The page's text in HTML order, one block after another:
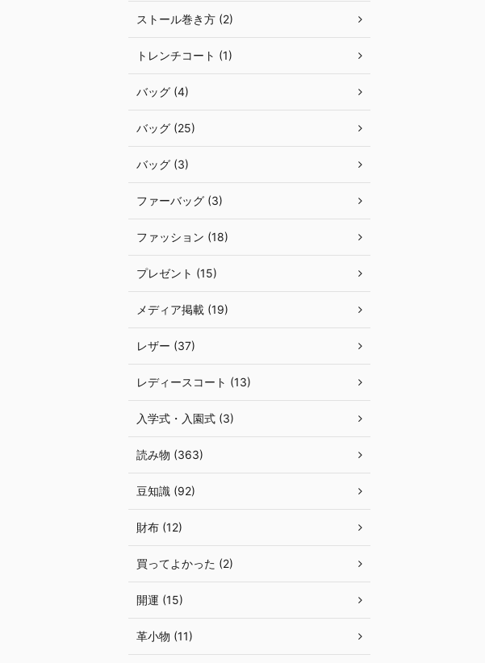
ストール巻き方 (2)
トレンチコート (1)
バッグ (4)
バッグ (25)
バッグ (3)
ファーバッグ (3)
ファッション (18)
プレゼント (15)
メディア掲載 (19)
レザー (37)
レディースコート (13)
入学式・入園式 (3)
読み物 (363)
豆知識 (92)
財布 (12)
買ってよかった (2)
開運 (15)
革小物 (11)